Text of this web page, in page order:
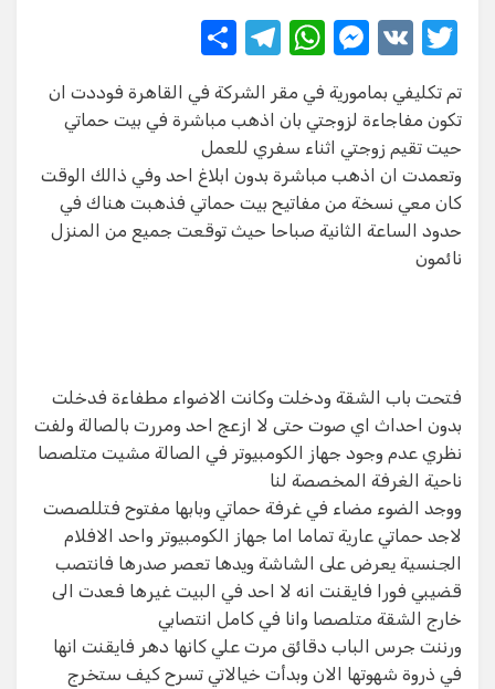
T
it
te
r
V
M
ss
e
n
g
er
W
at
s
A
p
p
T
e
gr
a
m
ar
e
تم تكليفي بمامورية في مقر الشركة في القاهرة فوددت ان
تكون مفاجاءة لزوجتي بان اذهب مباشرة في بيت حماتي
حيت تقيم زوجتي اثناء سفري للعمل
وتعمدت ان اذهب مباشرة بدون ابلاغ احد وفي ذالك الوقت
كان معي نسخة من مفاتيح بيت حماتي فذهبت هناك في
حدود الساعة الثانية صباحا حيث توقعت جميع من المنزل
نائمون
فتحت باب الشقة ودخلت وكانت الاضواء مطفاءة فدخلت
بدون احداث اي صوت حتى لا ازعج احد ومررت بالصالة ولفت
نظري عدم وجود جهاز الكومبيوتر في الصالة مشيت متلصصا
ناحية الغرفة المخصصة لنا
ووجد الضوء مضاء في غرفة حماتي وبابها مفتوح فتللصصت
لاجد حماتي عارية تماما اما جهاز الكومبيوتر واحد الافلام
الجنسية يعرض على الشاشة ويدها تعصر صدرها فانتصب
قضيبي فورا فايقنت انه لا احد في البيت غيرها فعدت الى
خارج الشقة متلصصا وانا في كامل انتصابي
ورننت جرس الباب دقائق مرت علي كانها دهر فايقنت انها
في ذروة شهوتها الان وبدأت خيالاتي تسرح كيف ستخرج